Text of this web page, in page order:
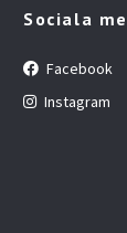
Sociala
Facebook
Instagram